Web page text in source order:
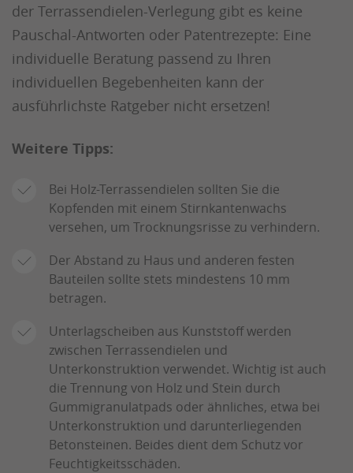
der Terrassendielen-Verlegung gibt es keine
Pauschal-Antworten oder Patentrezepte: Eine
individuelle Beratung passend zu Ihren
individuellen Begebenheiten kann der
ausführlichste Ratgeber nicht ersetzen!
Weitere Tipps:
Bei Holz-Terrassendielen sollten Sie die
Kopfenden mit einem Stirnkantenwachs
versehen, um Trocknungsrisse zu verhindern.
Der Abstand zu Haus und anderen festen
Bauteilen sollte stets mindestens 10 mm
betragen.
Unterlagscheiben aus Kunststoff werden
zwischen Terrassendielen und
Unterkonstruktion verwendet. Wichtig ist auch
die Trennung von Holz und Stein durch
Gummigranulatpads oder ähnliches, etwa bei
Unterkonstruktion und darunterliegenden
Betonsteinen. Beides dient dem Schutz vor
Feuchtigkeitsschäden.